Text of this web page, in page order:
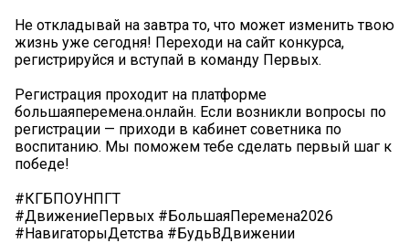
Не откладывай на завтра то, что может изменить твою
жизнь уже сегодня! Переходи на сайт конкурса,
регистрируйся и вступай в команду Первых.
Регистрация проходит на платформе
большаяперемена.онлайн. Если возникли вопросы по
регистрации — приходи в кабинет советника по
воспитанию. Мы поможем тебе сделать первый шаг к
победе!
#КГБПОУНПГТ
#ДвижениеПервых #БольшаяПеремена2026
#НавигаторыДетства #БудьВДвижении